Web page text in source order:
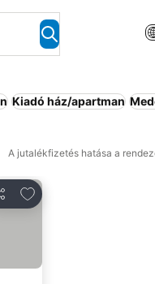
Kiadó ház/apartman
A jutalékfizetés hatása a
Hozzáadás a